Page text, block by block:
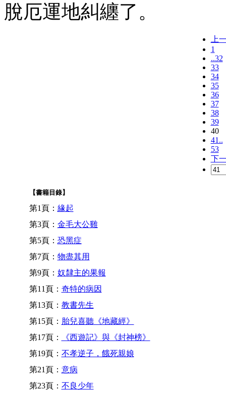
脫厄運地糾纏了。
上
1
..32
33
34
35
36
37
38
39
40
41..
53
下
【書籍目錄】
第1頁： 緣起
第3頁： 金毛大公雞
第5頁： 恐黑症
第7頁： 物盡其用
第9頁： 奴隸主的果報
第11頁： 奇特的病因
第13頁： 教書先生
第15頁： 胎兒喜聽《地藏經》
第17頁：
《西遊記》與《封神榜》
第19頁： 不孝逆子，餓死親娘
第21頁： 意病
第23頁： 不良少年